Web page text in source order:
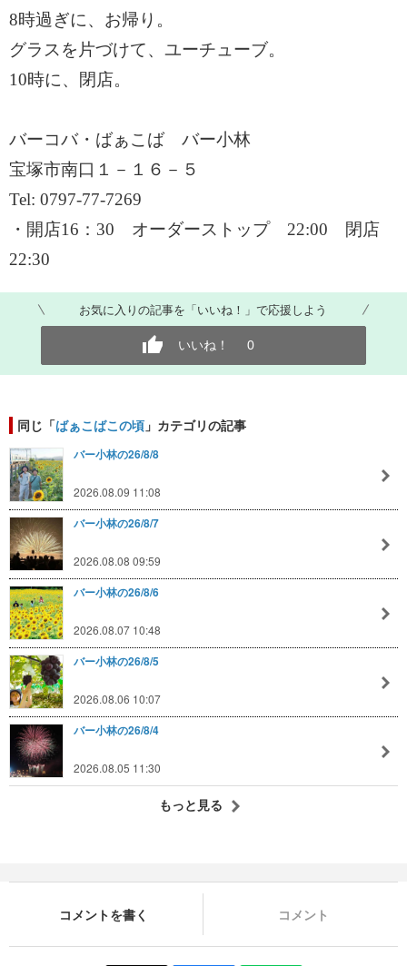
8時過ぎに、お帰り。
グラスを片づけて、ユーチューブ。
10時に、閉店。
バーコバ・ばぁこば バー小林
宝塚市南口１－１６－５
Tel: 0797-77-7269
・開店16：30 オーダーストップ 22:00 閉店
22:30
お気に入りの記事を「いいね！」で応援しよう
いいね！ 0
同じ「ばぁこばこの頃 」カテゴリの記事
バー小林の26/8/8
2026.08.09 11:08
バー小林の26/8/7
2026.08.08 09:59
バー小林の26/8/6
2026.08.07 10:48
バー小林の26/8/5
2026.08.06 10:07
バー小林の26/8/4
2026.08.05 11:30
もっと見る
コメントを書く コメント